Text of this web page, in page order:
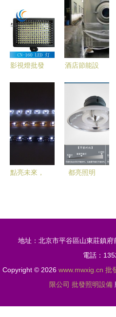
中小企業可
靠伙伴
市地攤的全
能節能選擇
影視燈批發
數碼與電腦
選購平臺
酒店節能設
購指南 從
批發渠道到
價格解析
點亮未來，
都亮照明
地址：北京市平谷區山東莊鎮府
電話：
Copyright © 2026 www.mwxig.cn 批
限公司 批發照明設備